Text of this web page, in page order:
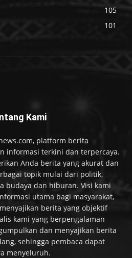
105
101
Kami
platform berita
informasi terkini dan terpercaya.
Anda berita yang akurat dan
topik mulai dari politik,
budaya dan hiburan. Visi kami
utama bagi masyarakat,
berita yang objektif
kami yang berpengalaman
dan menyajikan berita
sehingga pembaca dapat
menyeluruh.